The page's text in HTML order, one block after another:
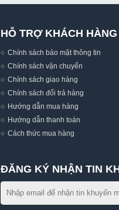
HỖ TRỢ KHÁCH HÀNG
Chính sách bảo mật thông tin
Chính sách vận chuyển
Chính sách giao hàng
Chính sách đổi trả hàng
Hướng dẫn mua hàng
Hướng dẫn thanh toán
Cách thức mua hàng
ĐĂNG KÝ NHẬN TIN